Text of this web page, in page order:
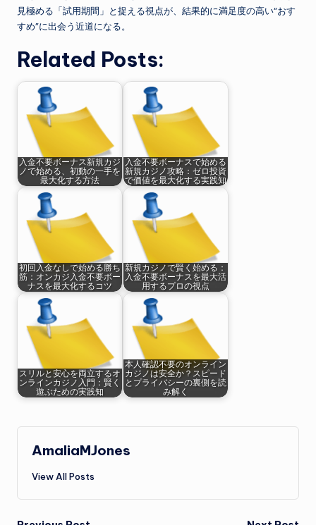
見極める「試用期間」と捉える視点が、結果的に満足度の高い“おす
すめ”に出会う近道になる。
Related Posts:
入金不要ボーナス新規カジ
ノで始める、初動の一手を
最大化する方法
入金不要ボーナスで始める
新規カジノ攻略：ゼロ投資
で価値を最大化する実践知
初回入金なしで始める勝ち
筋：オンカジ入金不要ボー
ナスを最大化するコツ
新規カジノで賢く始める：
入金不要ボーナスを最大活
用するプロの視点
スリルと安心を両立するオ
ンラインカジノ入門：賢く
遊ぶための実践知
本人確認不要のオンライン
カジノは安全か？スピード
とプライバシーの裏側を読
み解く
AmaliaMJones
View All Posts